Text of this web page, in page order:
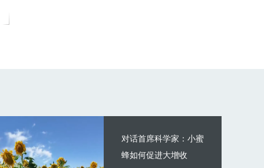
对话首席科学家：小蜜
蜂如何促进大增收